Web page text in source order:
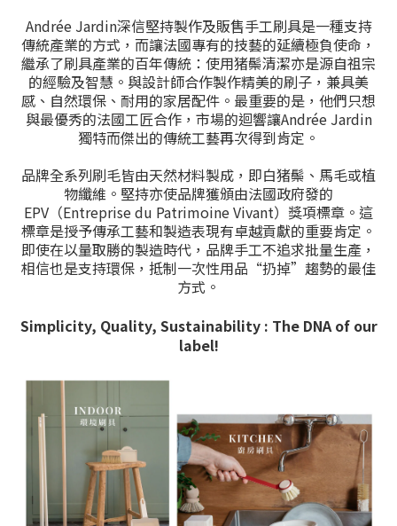
Andrée Jardin深信堅持製作及販售手工刷具是一種支持
傳統產業的方式，而讓法國專有的技藝的延續極負使命，
繼承了刷具產業的百年傳統：使用猪鬃清潔亦是源自祖宗
的經驗及智慧。與設計師合作製作精美的刷子，兼具美
感、自然環保、耐用的家居配件。最重要的是，他們只想
與最優秀的法國工匠合作，市場的迴響讓Andrée Jardin
獨特而傑出的傳統工藝再次得到肯定。
品牌全系列刷毛皆由天然材料製成，即白猪鬃、馬毛或植
物纖維。堅持亦使品牌獲頒由法國政府發的
EPV（Entreprise du Patrimoine Vivant）獎項標章。這
標章是授予傳承工藝和製造表現有卓越貢獻的重要肯定。
即使在以量取勝的製造時代，品牌手工不追求批量生產，
相信也是支持環保，抵制一次性用品“扔掉”趨勢的最佳
方式。
Simplicity, Quality, Sustainability : The DNA of our
label!